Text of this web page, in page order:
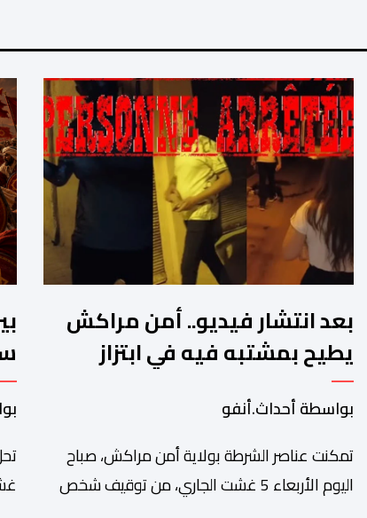
بعد انتشار فيديو.. أمن مراكش
يطيح بمشتبه فيه في ابتزاز
سائحين
بواسطة أحداث.أنفو
تمكنت عناصر الشرطة بولاية أمن مراكش، صباح
اليوم الأربعاء 5 غشت الجاري، من توقيف شخص